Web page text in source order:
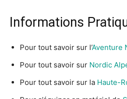
Informations
Pour tout savoir sur l’Aventure
Pour tout savoir sur Nordic
Pour tout savoir sur la Haute-